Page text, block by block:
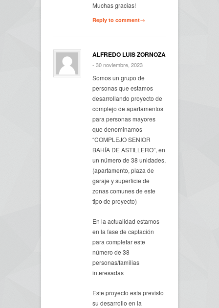
Muchas gracias!
Reply to comment→
ALFREDO LUIS ZORNOZA
- 30 noviembre, 2023
Somos un grupo de
personas que estamos
desarrollando proyecto de
complejo de apartamentos
para personas mayores
que denominamos
“COMPLEJO SENIOR
BAHÍA DE ASTILLERO”, en
un número de 38 unidades,
(apartamento, plaza de
garaje y superficie de
zonas comunes de este
tipo de proyecto)
En la actualidad estamos
en la fase de captación
para completar este
número de 38
personas/familias
interesadas
Este proyecto esta previsto
su desarrollo en la